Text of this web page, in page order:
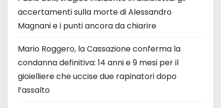
accertamenti sulla morte di Alessandro
Magnani e i punti ancora da chiarire
Mario Roggero, la Cassazione conferma la
condanna definitiva: 14 anni e 9 mesi per il
gioielliere che uccise due rapinatori dopo
l’assalto